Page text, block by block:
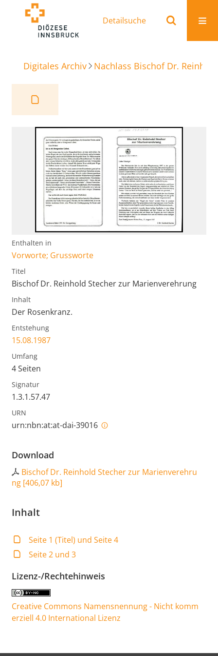
Detailsuche
Digitales Archiv Nachlass Bischof Dr.
Enthalten in
Vorworte; Grussworte
Titel
Bischof Dr. Reinhold Stecher zur Marienverehrung
Inhalt
Der Rosenkranz.
Entstehung
15.08.1987
Umfang
4 Seiten
Signatur
1.3.1.57.47
URN
urn:nbn:at:at-dai-39016
Download
Bischof Dr. Reinhold Stecher zur Marienverehru
ng [406,07 kb]
Inhalt
Seite 1 (Titel) und Seite 4
Seite 2 und 3
Lizenz-/Rechtehinweis
Creative Commons Namensnennung - Nicht komm
erziell 4.0 International Lizenz